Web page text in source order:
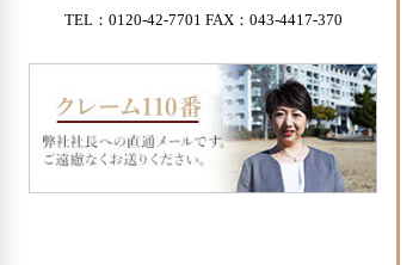
TEL：0120-42-7701 FAX：043-4417-370